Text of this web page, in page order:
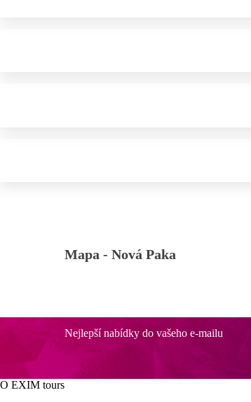
Mapa - Nová Paka
Nejlepší nabídky do vašeho e-mailu
O EXIM tours